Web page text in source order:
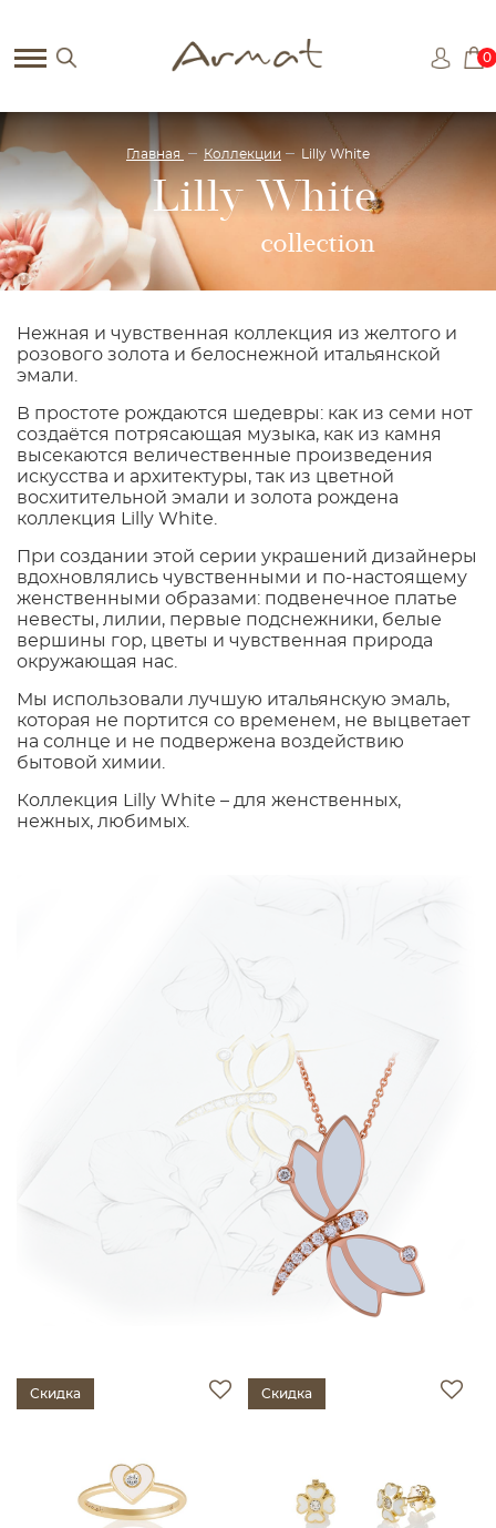
0
Главная Коллекции Lilly White
Lilly White
collection
Нежная и чувственная коллекция из желтого и
розового золота и белоснежной итальянской
эмали.
В простоте рождаются шедевры: как из семи нот
создаётся потрясающая музыка, как из камня
высекаются величественные произведения
искусства и архитектуры, так из цветной
восхитительной эмали и золота рождена
коллекция Lilly White.
При создании этой серии украшений дизайнеры
вдохновлялись чувственными и по-настоящему
женственными образами: подвенечное платье
невесты, лилии, первые подснежники, белые
вершины гор, цветы и чувственная природа
окружающая нас.
Мы использовали лучшую итальянскую эмаль,
которая не портится со временем, не выцветает
на солнце и не подвержена воздействию
бытовой химии.
Коллекция Lilly White – для женственных,
нежных, любимых.
Скидка Скидка